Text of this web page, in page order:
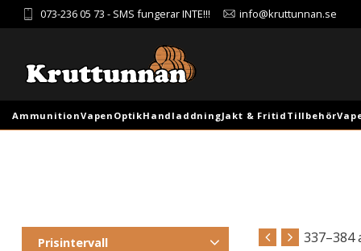
073-236 05 73 - SMS fungerar INTE!!! info@kruttunnan.se
AmmunitionVapen OptikHandladdningJakt & Fritid Tillbehör
Prisintervall 337–384